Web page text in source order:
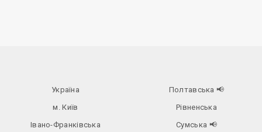
Україна
м. Київ
Івано-Франківська
Полтавська 📢
Рівненська
Сумська 📢